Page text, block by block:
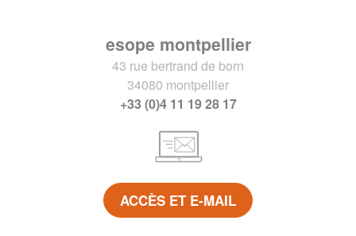
esope montpellier
43 rue bertrand de born
34080 montpellier
+33 (0)4 11 19 28 17
ACCÈS ET E-MAIL